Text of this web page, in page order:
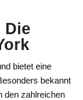
Die
bietet eine
bekannt
den zahlreichen